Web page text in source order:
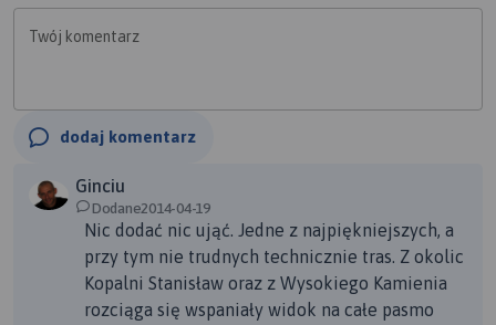
Twój komentarz
dodaj komentarz
Ginciu
Dodane2014-04-19
Nic dodać nic ująć. Jedne z najpiękniejszych, a
przy tym nie trudnych technicznie tras. Z okolic
Kopalni Stanisław oraz z Wysokiego Kamienia
rozciąga się wspaniały widok na całe pasmo